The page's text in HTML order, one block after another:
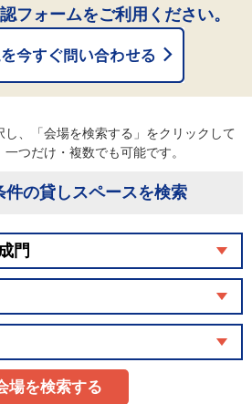
フォームをご利用ください。
し、「会場を検索する」をクリックして
一つだけ・複数でも可能です。
件の貸しスペースを検索
場を検索する